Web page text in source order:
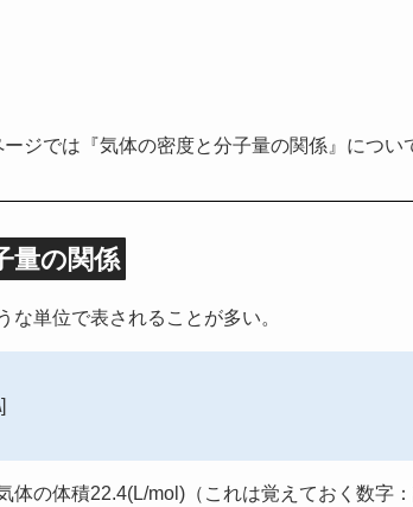
ージでは『気体の密度と分子量の関係』につい
量の関係
な単位で表されることが多い。
体の体積22.4(L/mol)（これは覚えておく数字